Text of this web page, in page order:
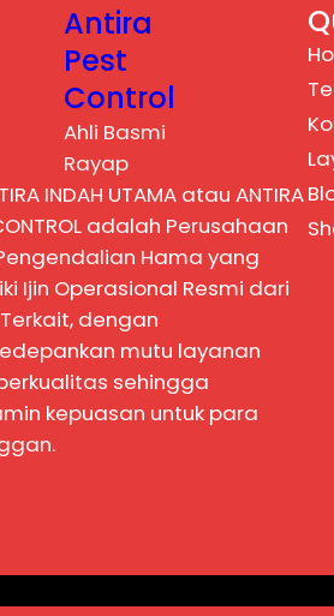
Antira
Pest
Control
Ahli Basmi
Rayap
INDAH UTAMA atau ANTIRA
adalah Perusahaan
Hama yang
Ijin Operasional Resmi dari
dengan
mutu layanan
sehingga
kepuasan untuk para